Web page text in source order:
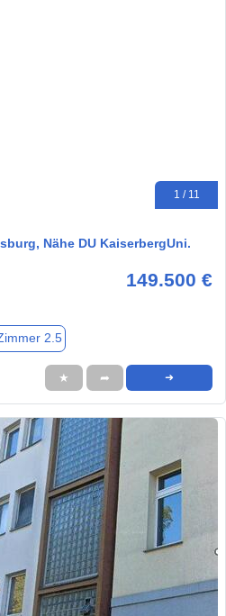
1 / 11
Nähe DU KaiserbergUni.
149.500 €
2.5
★ ➦ ➜